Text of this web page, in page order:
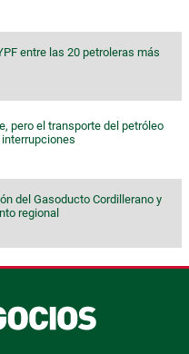
entre las 20 petroleras más
pero el transporte del petróleo
del Gasoducto Cordillerano y
regional